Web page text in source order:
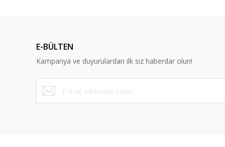
Ürün bilgilerinde hatalar bulunuyor.
Ürün fiyatı diğer sitelerden daha pahalı.
Bu ürüne benzer farklı alternatifler olmalı.
E-BÜLTEN
Kampanya ve duyurulardan ilk siz haberdar olun!